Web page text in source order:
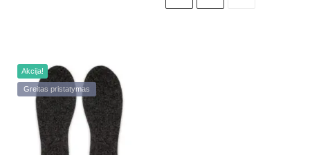
Akcija!
Greitas pristatymas